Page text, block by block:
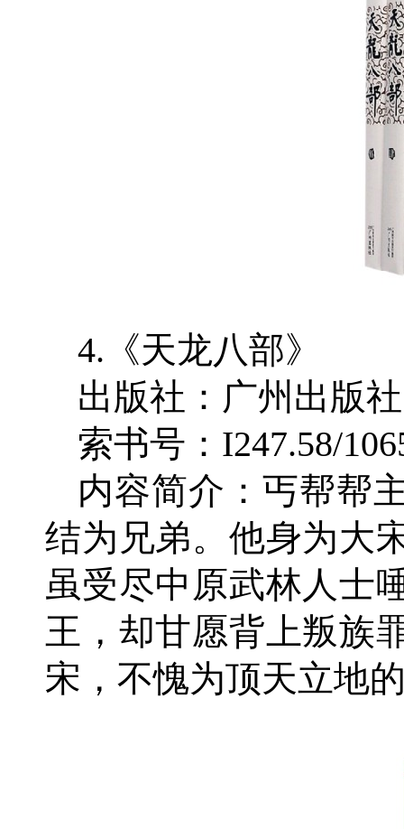
4.《天龙八部》
出版社：广州出版社
索书号：I247.58/
内容简介：丐帮帮
结为兄弟。他身为大
虽受尽中原武林人士
王，却甘愿背上叛族
宋，不愧为顶天立地